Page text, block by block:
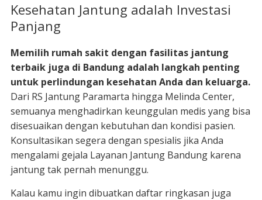
Kesehatan Jantung adalah Investasi
Panjang
Memilih rumah sakit dengan fasilitas jantung
terbaik juga di Bandung adalah langkah penting
untuk perlindungan kesehatan Anda dan keluarga.
Dari RS Jantung Paramarta hingga Melinda Center,
semuanya menghadirkan keunggulan medis yang bisa
disesuaikan dengan kebutuhan dan kondisi pasien.
Konsultasikan segera dengan spesialis jika Anda
mengalami gejala Layanan Jantung Bandung karena
jantung tak pernah menunggu.
Kalau kamu ingin dibuatkan daftar ringkasan juga